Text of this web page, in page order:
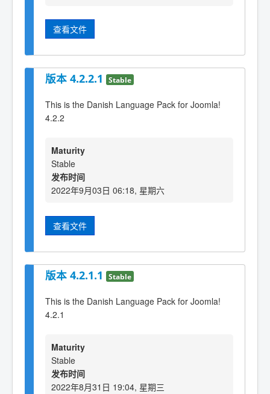
查看文件
版本 4.2.2.1 Stable
This is the Danish Language Pack for Joomla!
4.2.2
Maturity
Stable
发布时间
2022年9月03日 06:18, 星期六
查看文件
版本 4.2.1.1 Stable
This is the Danish Language Pack for Joomla!
4.2.1
Maturity
Stable
发布时间
2022年8月31日 19:04, 星期三